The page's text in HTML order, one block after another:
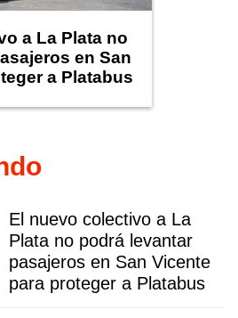
a La Plata no
en San
a Platabus
El nuevo colectivo a La
Plata no podrá levantar
pasajeros en San Vicente
para proteger a Platabus